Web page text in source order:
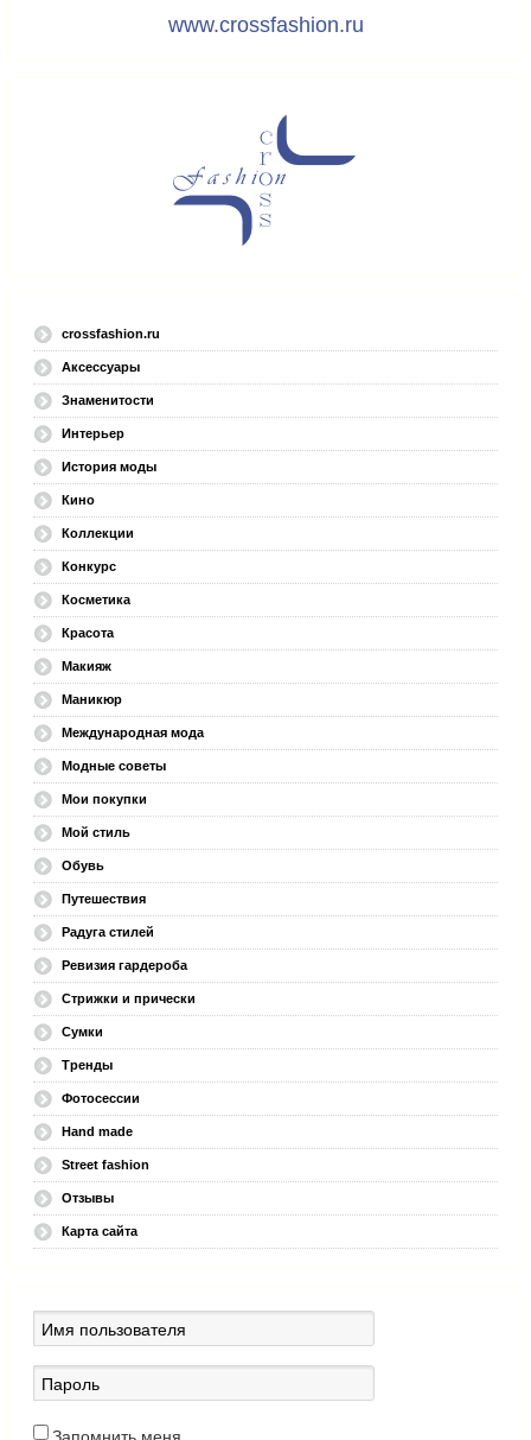
www.crossfashion.ru
crossfashion.ru
Аксессуары
Знаменитости
Интерьер
История моды
Кино
Коллекции
Конкурс
Косметика
Красота
Макияж
Маникюр
Международная мода
Модные советы
Мои покупки
Мой стиль
Обувь
Путешествия
Радуга стилей
Ревизия гардероба
Стрижки и прически
Сумки
Тренды
Фотосессии
Hand made
Street fashion
Отзывы
Карта сайта